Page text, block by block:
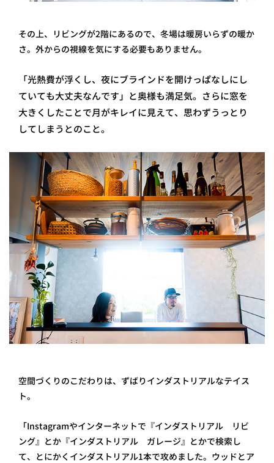
その上、リビングが2階にあるので、冬場は暖房いらずの暖か
さ。外からの視線を気にする必要もありません。
「光熱費が浮くし、夜にブラインドを開けっぱなしにし
ていても大丈夫なんです」と奥様も満足気。さらに窓を
大きくしたことで月がキレイに見えて、思わずうっとり
してしまうとのこと。
空間づくりのこだわりは、ずばりインダストリアルなテイス
ト。
「Instagramやインターネットで『インダストリアル リビ
ング』とか『インダストリアル ガレージ』とかで検索し
て、とにかくインダストリアル1本で攻めました。ウッドとア